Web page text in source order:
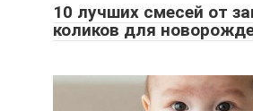
10 лучших смесей от
коликов для